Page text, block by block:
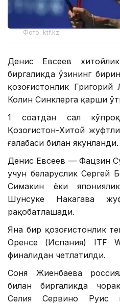
Фото: ktf.kz
Денис Евсеев
биргаликда ўзининг
қозоғистонлик
Колин Синклерга қарши
1 соатдан сал
Қозоғистон-Хитой
ғалабаси билан якунланди.
Денис Евсеев — Фацзин
учун беларуслик Сергей
Симакин ёки
Шунсуке Накагава
рақобатлашади.
Яна бир қозоғистонлик
Оренсе (Испания) ITF
финалидан четлатилди.
Соня Жиенбаева
билан биргаликда
Селия Сервино Руис